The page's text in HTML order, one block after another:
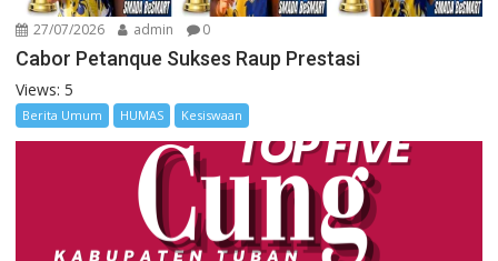
27/07/2026 admin 0
Cabor Petanque Sukses Raup Prestasi
Views: 5
Berita Umum HUMAS Kesiswaan